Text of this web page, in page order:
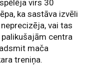
virs 30
ka sastāva izvēli
vai tas
centra
mača
treniņa.